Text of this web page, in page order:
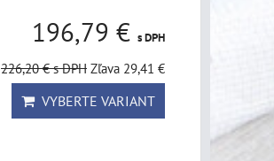
196,79 € s DPH
226,20 €s DPH Zľava 29,41 €
VYBERTE VARIANT